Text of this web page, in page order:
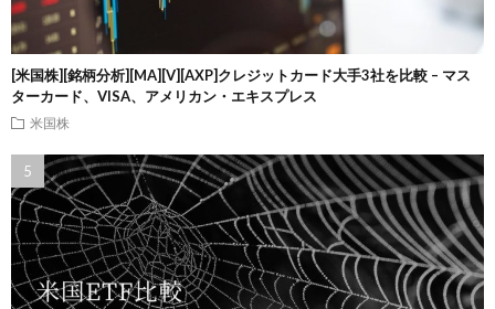
[米国株][銘柄分析][MA][V][AXP]クレジットカード大手3社を比較 – マス
ターカード、VISA、アメリカン・エキスプレス
米国株